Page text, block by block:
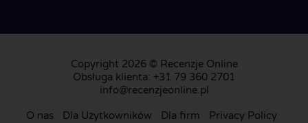
Copyright 2026 © Recenzje Online
Obsługa klienta: +31 79 360 2701
info@recenzjeonline.pl
O nas Dla Użytkowników Dla firm
Privacy Policy